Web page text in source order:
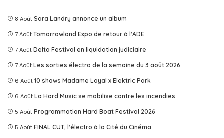
8 Août Sara Landry annonce un album
7 Août Tomorrowland Expo de retour à l'ADE
7 Août Delta Festival en liquidation judiciaire
7 Août Les sorties électro de la semaine du 3 août 2026
6 Août 10 shows Madame Loyal x Elektric Park
6 Août La Hard Music se mobilise contre les incendies
5 Août Programmation Hard Boat Festival 2026
5 Août FINAL CUT, l'électro à la Cité du Cinéma